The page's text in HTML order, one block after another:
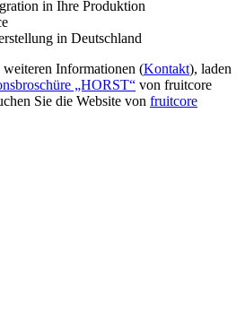
in Ihre Produktion
in Deutschland
weiteren Informationen (Kontakt), laden
„HORST“ von fruitcore
Sie die Website von fruitcore